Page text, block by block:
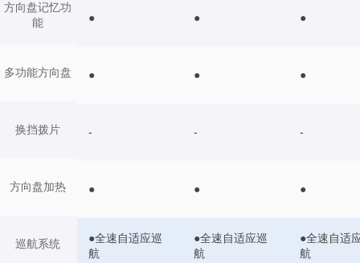
方向盘记忆功
能
多功能方向盘
换挡拨片
方向盘加热
巡航系统
● ● ●
● ● ●
- - -
● ● ●
●全速自适应巡
航
●全速自适应巡
航
●全速自适
航